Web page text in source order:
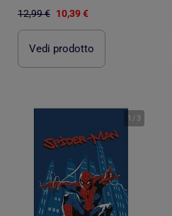
12,99 € 10,39 €
Vedi prodotto
1 / 3